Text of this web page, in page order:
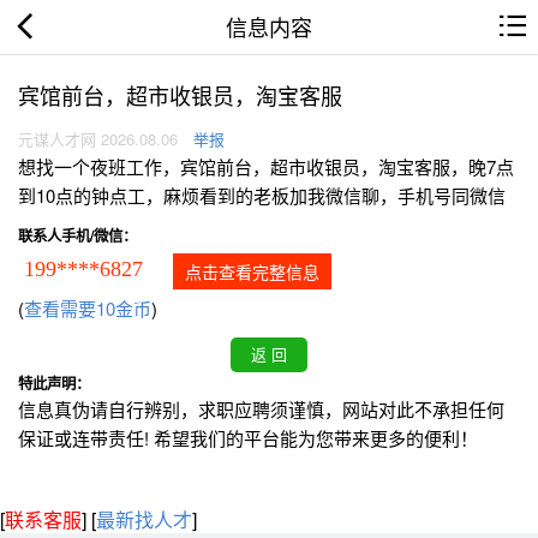
信息内容
宾馆前台，超市收银员，淘宝客服
元谋人才网 2026.08.06 举报
想找一个夜班工作，宾馆前台，超市收银员，淘宝客服，晚7点
到10点的钟点工，麻烦看到的老板加我微信聊，手机号同微信
联系人手机/微信：
199****6827 点击查看完整信息
(查看需要10金币)
特此声明：
信息真伪请自行辨别，求职应聘须谨慎，网站对此不承担任何
保证或连带责任! 希望我们的平台能为您带来更多的便利！
[联系客服] [最新找人才]